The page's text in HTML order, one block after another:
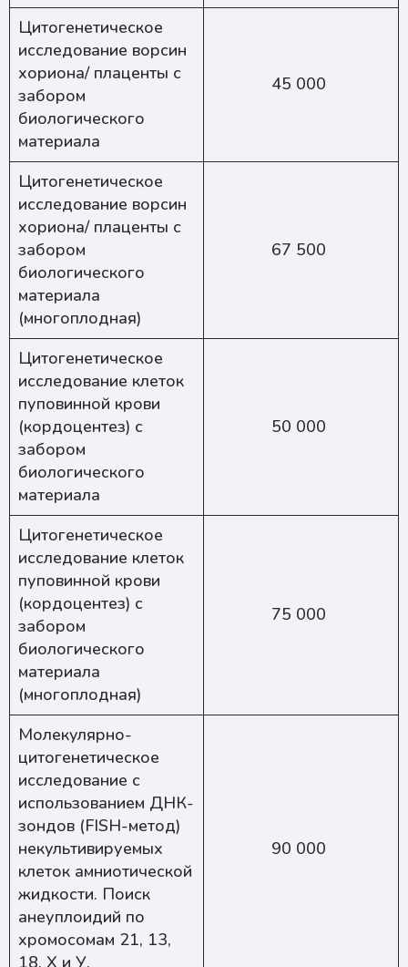
Цитогенетическое
исследование ворсин
хориона/ плаценты с
забором
биологического
материала
45 000
Цитогенетическое
исследование ворсин
хориона/ плаценты с
забором
биологического
материала
(многоплодная)
67 500
Цитогенетическое
исследование клеток
пуповинной крови
(кордоцентез) с
забором
биологического
материала
50 000
Цитогенетическое
исследование клеток
пуповинной крови
(кордоцентез) с
забором
биологического
материала
(многоплодная)
75 000
Молекулярно-
цитогенетическое
исследование с
использованием ДНК-
зондов (FISH-метод)
некультивируемых
клеток амниотической
жидкости. Поиск
анеуплоидий по
хромосомам 21, 13,
18, Х и У.
90 000